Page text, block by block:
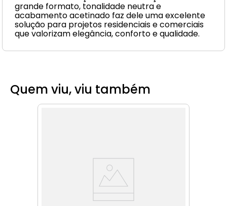
grande formato, tonalidade neutra e
acabamento acetinado faz dele uma excelente
solução para projetos residenciais e comerciais
que valorizam elegância, conforto e qualidade.
Quem viu, viu também